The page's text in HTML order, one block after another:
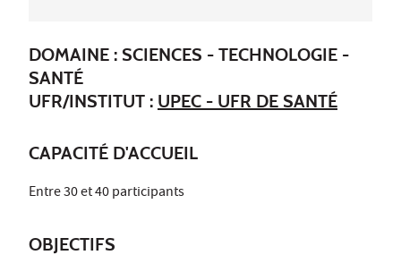
DOMAINE : SCIENCES - TECHNOLOGIE -
SANTÉ
UFR/INSTITUT : UPEC - UFR DE SANTÉ
CAPACITÉ D'ACCUEIL
Entre 30 et 40 participants
OBJECTIFS